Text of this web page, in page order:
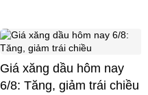
Giá xăng dầu hôm nay
6/8: Tăng, giảm trái chiều